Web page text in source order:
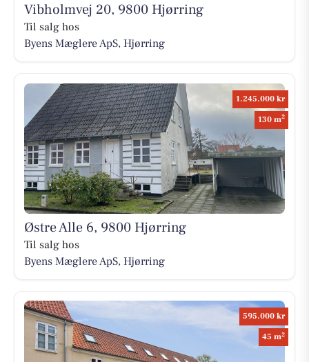
Vibholmvej 20, 9800 Hjørring
Til salg hos
Byens Mæglere ApS, Hjørring
1.245.000 kr
130 m2
Østre Alle 6, 9800 Hjørring
Til salg hos
Byens Mæglere ApS, Hjørring
595.000 kr
45 m2